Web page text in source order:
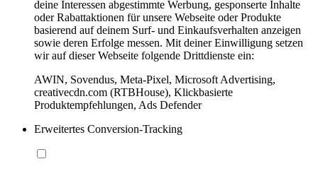
deine Interessen abgestimmte Werbung, gesponserte Inhalte
oder Rabattaktionen für unsere Webseite oder Produkte
basierend auf deinem Surf- und Einkaufsverhalten anzeigen
sowie deren Erfolge messen. Mit deiner Einwilligung setzen
wir auf dieser Webseite folgende Drittdienste ein:
AWIN, Sovendus, Meta-Pixel, Microsoft Advertising,
creativecdn.com (RTBHouse), Klickbasierte
Produktempfehlungen, Ads Defender
Erweitertes Conversion-Tracking